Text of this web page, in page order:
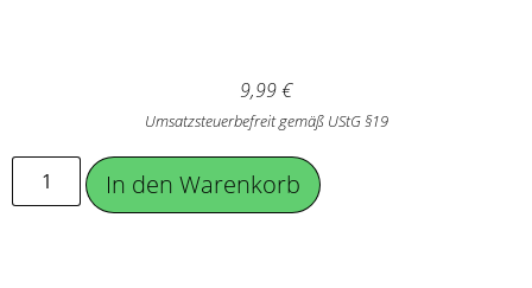
9,99€
Umsatzsteuerbefreit gemäß UStG §19
In den Warenkorb